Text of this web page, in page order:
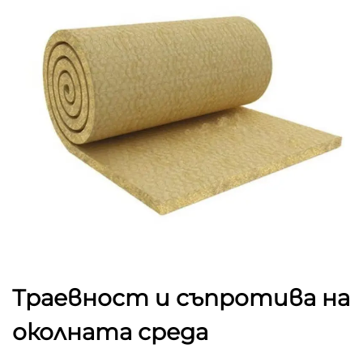
Траевност и съпротива на
околната среда